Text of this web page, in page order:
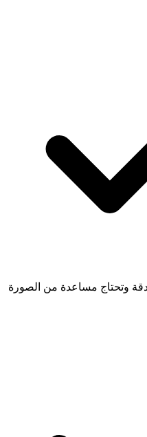
وتحتاج مساعدة من الصورة